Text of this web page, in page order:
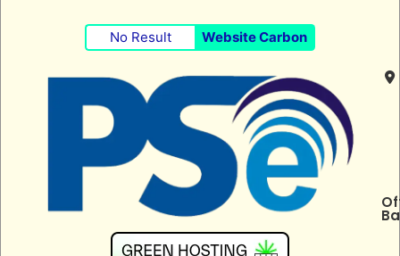
No Result Website Carbon